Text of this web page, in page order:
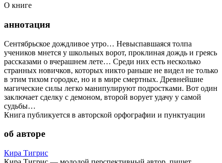
О книге
аннотация
Сентябрьское дождливое утро… Невыспавшаяся толпа
учеников мнется у школьных ворот, проклиная дождь и греясь
рассказами о вчерашнем лете… Среди них есть несколько
странных новичков, которых никто раньше не видел не только
в этим тихом городке, но и в мире смертных. Древнейшие
магические силы легко манипулируют подростками. Вот один
заключает сделку с демоном, второй ворует удачу у самой
судьбы…
Книга публикуется в авторской орфографии и пунктуации
об авторе
Кира Тигрис